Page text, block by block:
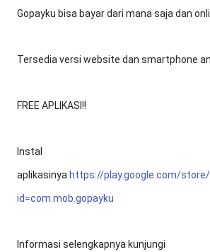
Gopayku bisa bayar dari mana saja dan
Tersedia versi website dan smartphone
FREE APLIKASI!!
Instal
aplikasinya https://play.google.com/
id=com.mob.gopayku
Informasi selengkapnya kunjungi